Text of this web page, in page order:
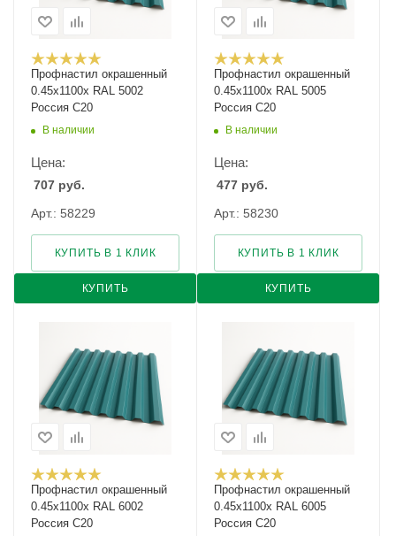
Профнастил окрашенный
0.45х1100х RAL 5002
Россия С20
В наличии
Цена:
707 руб.
Арт.: 58229
КУПИТЬ
КУПИТЬ В 1 КЛИК
Профнастил окрашенный
0.45х1100х RAL 5005
Россия С20
В наличии
Цена:
477 руб.
Арт.: 58230
КУПИТЬ
КУПИТЬ В 1 КЛИК
Профнастил окрашенный
0.45х1100х RAL 6002
Россия С20
Профнастил окрашенный
0.45х1100х RAL 6005
Россия С20